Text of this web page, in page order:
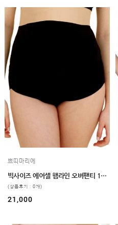
쁘띠마리에
빅사이즈 에어셀 햄라인 오버팬티 110,120 2color
(상품후기 : 0개)
21,000
언더웨어
수유
타이즈
보호대
임부복
하의/